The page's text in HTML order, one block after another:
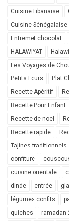
Cuisine Libanaise
Cuisine Sénégalaise
Entremet chocolat
HALAWIYAT
Les Voyages de
Petits Fours
Plat
Recette Apéritif
Recette Pour Enfant
Recette de noel
Recette rapide
Tajines traditionnels
confiture
cuisine orientale
dinde
entrée
légumes confits
quiches
ramadan